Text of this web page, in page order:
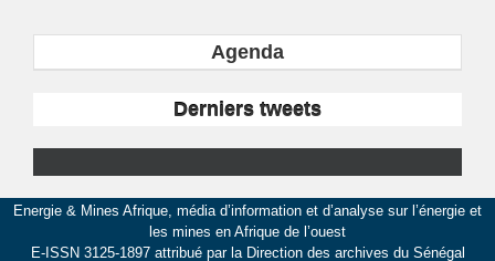
Agenda
Derniers tweets
Energie & Mines Afrique, média d’information et d’analyse sur l’énergie et
les mines en Afrique de l’ouest
E-ISSN 3125-1897 attribué par la Direction des archives du Sénégal